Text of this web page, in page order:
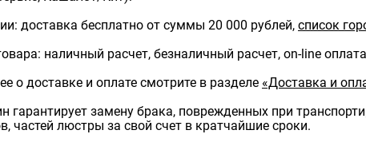
доставка бесплатно от суммы 20 000 рублей, список
наличный расчет, безналичный расчет, on-line
о доставке и оплате смотрите в разделе «Доставка и
гарантирует замену брака, поврежденных при
частей люстры за свой счет в кратчайшие сроки.